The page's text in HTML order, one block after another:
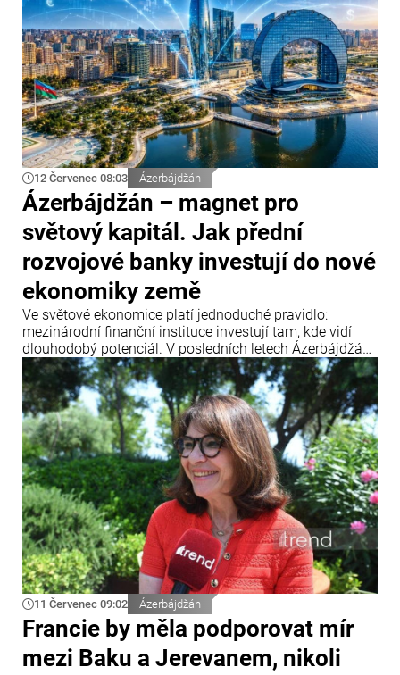
12 Červenec 08:03 Ázerbájdžán
Ázerbájdžán – magnet pro
světový kapitál. Jak přední
rozvojové banky investují do nové
ekonomiky země
Ve světové ekonomice platí jednoduché pravidlo:
mezinárodní finanční instituce investují tam, kde vidí
dlouhodobý potenciál. V posledních letech Ázerbájdžán
upevnil svou pozici jako jedno z klíčových dopravních a
energetických center Eurasie a zároveň se stal
významnou platformou pro realizaci mezinárodních
infrastrukturních projektů.
11 Červenec 09:02 Ázerbájdžán
Francie by měla podporovat mír
mezi Baku a Jerevanem, nikoli